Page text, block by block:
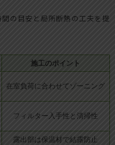
の目安と局所断熱の工夫を提
施工のポイント
在室負荷に合わせてゾーニング
フィルター入手性と清掃性
露出部は保温材で結露防止